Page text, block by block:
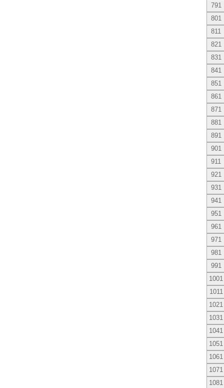
791
801
811
821
831
841
851
861
871
881
891
901
911
921
931
941
951
961
971
981
991
1001
1011
1021
1031
1041
1051
1061
1071
1081